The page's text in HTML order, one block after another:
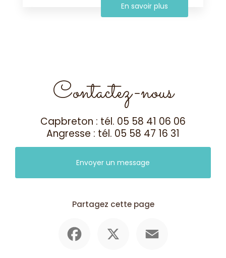
En savoir plus
Contactez-nous
Capbreton : tél. 05 58 41 06 06
Angresse : tél. 05 58 47 16 31
Envoyer un message
Partagez cette page